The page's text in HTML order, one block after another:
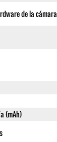
de la cámara
(mAh)